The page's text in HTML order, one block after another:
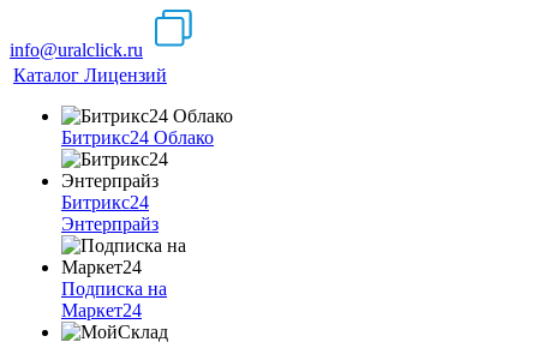
info@uralclick.ru
Каталог Лицензий
Битрикс24 Облако
Битрикс24
Энтерпрайз
Подписка на
Маркет24